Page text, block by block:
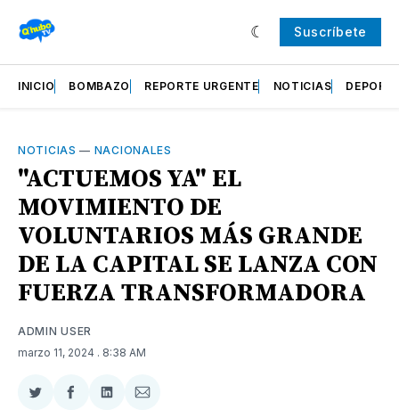
Suscríbete
INICIO BOMBAZO REPORTE URGENTE NOTICIAS
NOTICIAS — NACIONALES
"ACTUEMOS YA" EL
MOVIMIENTO DE
VOLUNTARIOS MÁS GRANDE
DE LA CAPITAL SE LANZA CON
FUERZA TRANSFORMADORA
ADMIN USER
marzo 11, 2024 . 8:38 AM
CompartirCompartir
CompartirCompartir